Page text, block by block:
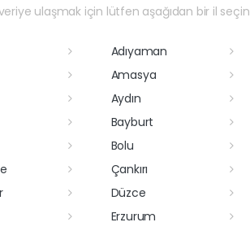
ulaşmak için lütfen aşağıdan bir il seçin
Adıyaman
Amasya
Aydın
Bayburt
Bolu
Çankırı
Düzce
Erzurum